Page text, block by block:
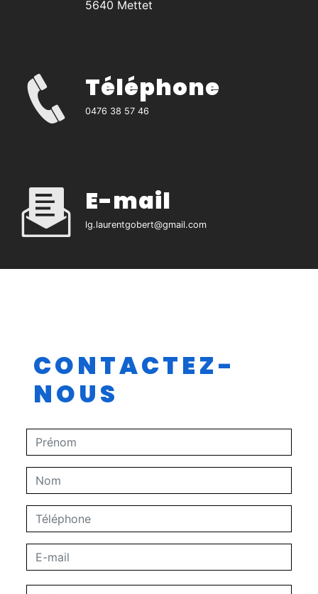
5640 Mettet
Téléphone
0476 38 57 46
E-mail
lg.laurentgobert@gmail.com
CONTACTEZ-
NOUS